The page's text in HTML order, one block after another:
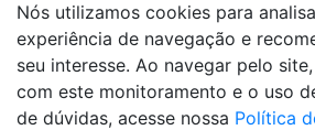
Nós utilizamos cookies para
experiência de navegação e
seu interesse. Ao navegar pelo
com este monitoramento e o uso
de dúvidas, acesse nossa Política